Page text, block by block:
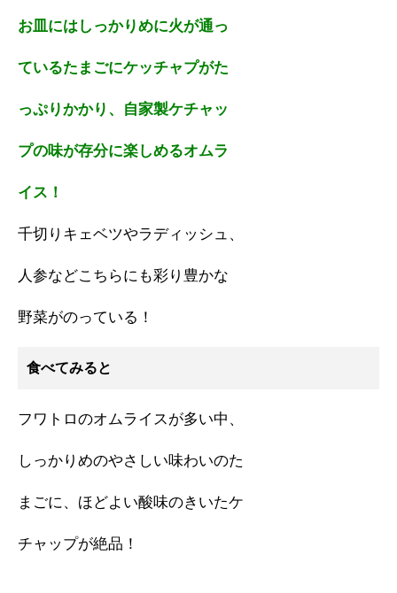
お皿にはしっかりめに火が通っ
ているたまごにケッチャプがた
っぷりかかり、自家製ケチャッ
プの味が存分に楽しめるオムラ
イス！
千切りキェベツやラディッシュ、
人参などこちらにも彩り豊かな
野菜がのっている！
食べてみると
フワトロのオムライスが多い中、
しっかりめのやさしい味わいのた
まごに、ほどよい酸味のきいたケ
チャップが絶品！